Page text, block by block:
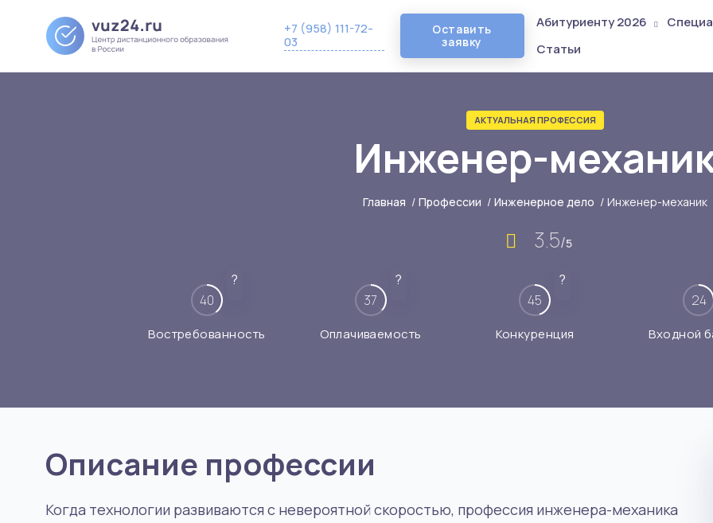
+7 (958) 111-72-
03
Оставить
заявку
Абитуриенту 2026
Статьи
АКТУАЛЬНАЯ ПРОФЕССИЯ
Инженер-
Главная / Профессии / Инженерное дело / Инженер-механик
3.5/5
?
40
Востребованность
?
37
Оплачиваемость
?
45
Конкуренция
24
Входной
Описание профессии
Когда технологии развиваются с невероятной скоростью, профессия инженера-механика